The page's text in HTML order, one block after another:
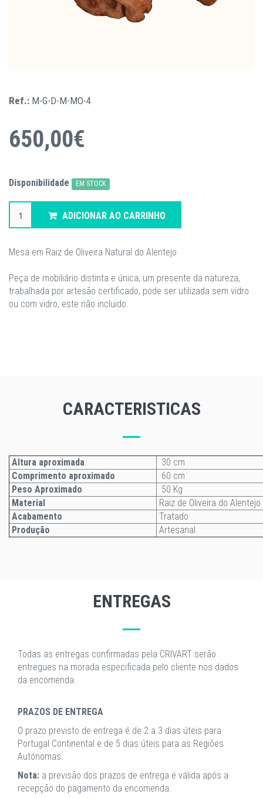
Ref.: M-G-D-M-MO-4
650,00€
Disponibilidade EM STOCK
ADICIONAR AO CARRINHO
Mesa em Raiz de Oliveira Natural do Alentejo
Peça de mobiliário distinta e única, um presente da natureza,
trabalhada por artesão certificado, pode ser utilizada sem vidro
ou com vidro, este não incluido.
CARACTERISTICAS
Altura aproximada
30 cm
Comprimento aproximado
60 cm
Peso Aproximado
50 Kg
Material
Raiz de Oliveira do Alentejo
Acabamento
Tratado
Produção
Artesanal
ENTREGAS
Todas as entregas confirmadas pela CRIVART serão
entregues na morada especificada pelo cliente nos dados
da encomenda.
PRAZOS DE ENTREGA
O prazo previsto de entrega é de 2 a 3 dias úteis para
Portugal Continental e de 5 dias úteis para as Regiões
Autónomas.
Nota: a previsão dos prazos de entrega é válida após a
recepção do pagamento da encomenda.